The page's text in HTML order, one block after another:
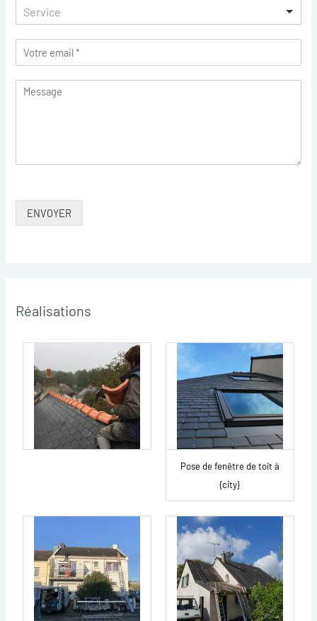
Service
ENVOYER
Réalisations
Pose de fenêtre de toit à
{city}